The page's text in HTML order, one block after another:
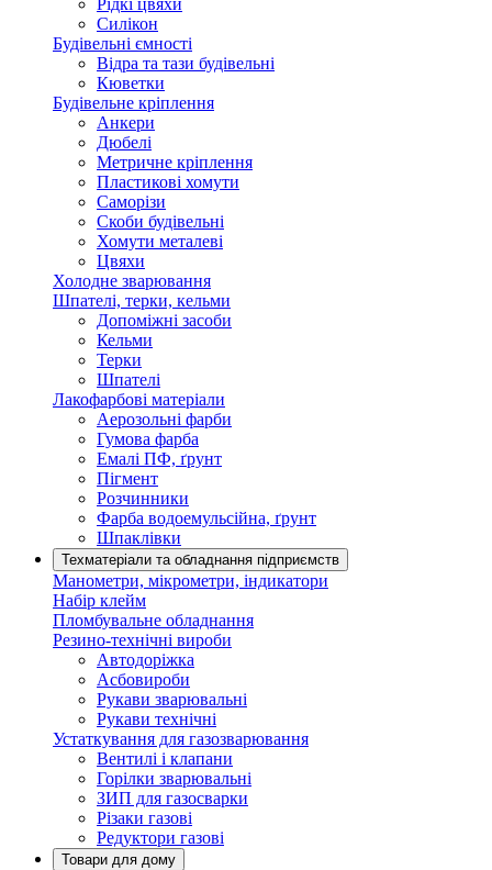
Рідкі цвяхи
Силікон
Будівельні ємності
Відра та тази будівельні
Кюветки
Будівельне кріплення
Анкери
Дюбелі
Метричне кріплення
Пластикові хомути
Саморізи
Скоби будівельні
Хомути металеві
Цвяхи
Холодне зварювання
Шпателі, терки, кельми
Допоміжні засоби
Кельми
Терки
Шпателі
Лакофарбові матеріали
Аерозольні фарби
Гумова фарба
Емалі ПФ, ґрунт
Пігмент
Розчинники
Фарба водоемульсійна, ґрунт
Шпаклівки
Техматеріали та обладнання підприємств
Манометри, мікрометри, індикатори
Набір клейм
Пломбувальне обладнання
Резино-технічні вироби
Автодоріжка
Асбовироби
Рукави зварювальні
Рукави технічні
Устаткування для газозварювання
Вентилі і клапани
Горілки зварювальні
ЗИП для газосварки
Різаки газові
Редуктори газові
Товари для дому